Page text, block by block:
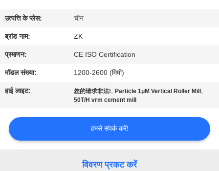
कारखाना
भ्रमण
गुणवत्ता
संपर्क
उत्पत्ति के प्लेस: चीन
ब्रांड नाम: ZK
प्रमाणन: CE ISO Certification
मॉडल संख्या: 1200-2600 (मिमी)
हाई लाइट: 您的请求非法!,Particle 1μM Vertical Roller Mill ,
50T/H vrm cement mill
हमसे संपर्क करें!
विवरण प्रकट करें